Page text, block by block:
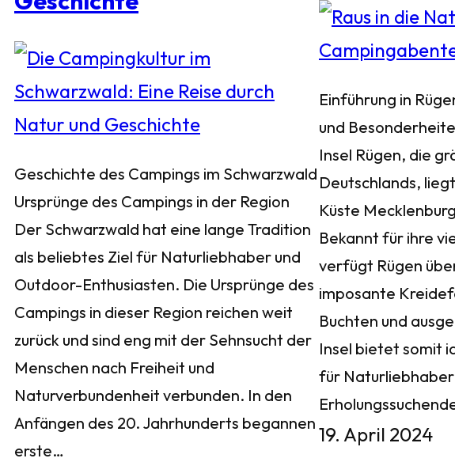
Geschichte des Campings im Schwarzwald
Ursprünge des Campings in der Region
Der Schwarzwald hat eine lange Tradition
als beliebtes Ziel für Naturliebhaber und
Outdoor-Enthusiasten. Die Ursprünge des
Campings in dieser Region reichen weit
zurück und sind eng mit der Sehnsucht der
Menschen nach Freiheit und
Naturverbundenheit verbunden. In den
Anfängen des 20. Jahrhunderts begannen
erste…
Einführung in
und
Insel Rügen, die
Deutschlands,
Küste
Bekannt für ihre
verfügt Rügen
imposante
Buchten und
Insel bietet somit
für Naturliebhaber
19. April 2024